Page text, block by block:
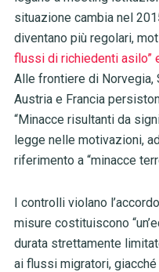
situazione cambia nel
diventano più regolari,
flussi di richiedenti asilo”
Alle frontiere di Norvegia,
Austria e Francia
“Minacce risultanti da
legge nelle motivazioni,
riferimento a “minacce
I controlli violano
misure costituiscono
durata strettamente
ai flussi migratori,